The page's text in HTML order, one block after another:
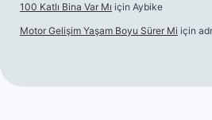
100 Katlı Bina Var Mı için Aybike
Motor Gelişim Yaşam Boyu Sürer Mi için